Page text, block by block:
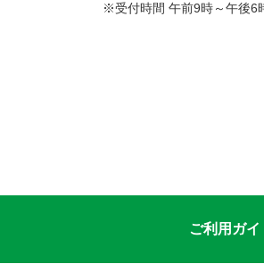
※受付時間 午前9時～午後6時
ご利用ガイ